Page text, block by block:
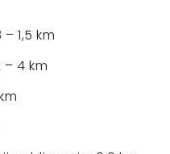
1,5 km
4 km